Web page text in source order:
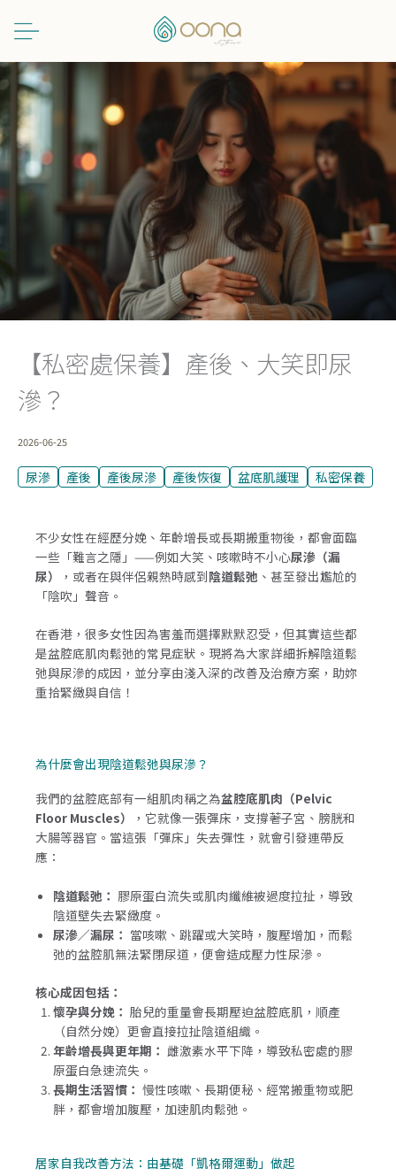
要
內
【私密處保養】產後、大笑即尿
滲？
2026-06-25
尿滲 產後 產後尿滲 產後恢復 盆底肌護理 私密保養
不少女性在經歷分娩、年齡增長或長期搬重物後，都會面臨
一些「難言之隱」——例如大笑、咳嗽時不小心尿滲（漏
尿）
，或者在與伴侶親熱時感到陰道鬆弛 、甚至發出尷尬的
「陰吹」聲音。
在香港，很多女性因為害羞而選擇默默忍受，但其實這些都
是盆腔底肌肉鬆弛的常見症狀。現將為大家詳細拆解陰道鬆
弛與尿滲的成因，並分享由淺入深的改善及治療方案，助妳
重拾緊緻與自信！
為什麼會出現陰道鬆弛與尿滲？
我們的盆腔底部有一組肌肉稱之為盆腔底肌肉（Pelvic
Floor Muscles）
，它就像一張彈床，支撐著子宮、膀胱和
大腸等器官。當這張「彈床」失去彈性，就會引發連帶反
應：
陰道鬆弛： 膠原蛋白流失或肌肉纖維被過度拉扯，導致
陰道壁失去緊緻度。
尿滲／漏尿： 當咳嗽、跳躍或大笑時，腹壓增加，而鬆
弛的盆腔肌無法緊閉尿道，便會造成壓力性尿滲。
核心成因包括：
懷孕與分娩： 胎兒的重量會長期壓迫盆腔底肌，順產
（自然分娩）更會直接拉扯陰道組織。
年齡增長與更年期： 雌激素水平下降，導致私密處的膠
原蛋白急速流失。
長期生活習慣： 慢性咳嗽、長期便秘、經常搬重物或肥
胖，都會增加腹壓，加速肌肉鬆弛。
居家自我改善方法：由基礎「凱格爾運動」做起